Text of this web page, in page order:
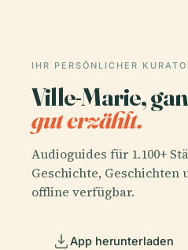
IHR PERSÖNLICHER
Ville-Marie,
gut erzählt.
Audioguides für 1.100+
Geschichte, Geschichten
offline verfügbar.
App herunterladen